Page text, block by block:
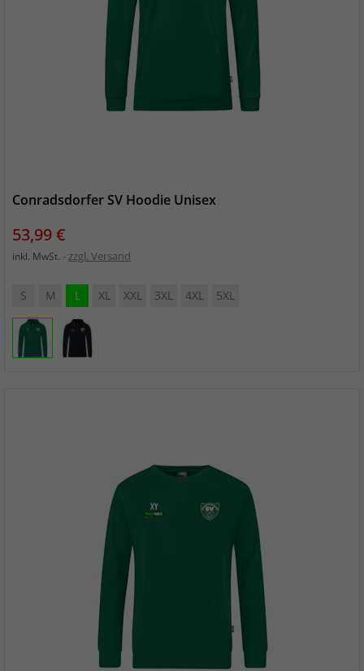
Conradsdorfer SV Hoodie Unisex
Preis
53,99 €
inkl. MwSt. zzgl. Versand
S M L XL XXL 3XL 4XL 5XL